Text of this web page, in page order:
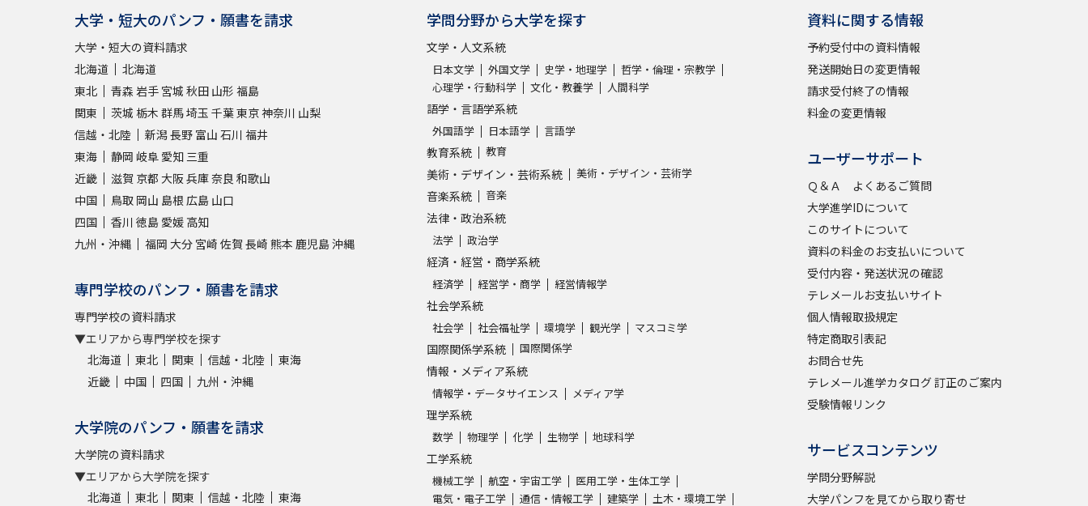
大学・短大のパンフ・願書を請求
大学・短大の資料請求
北海道
北海道
東北
青森 岩手 宮城 秋田 山形 福島
関東
茨城 栃木 群馬埼玉 千葉東京神奈川 山梨
信越・北陸
新潟長野 富山 石川 福井
東海
静岡 岐阜 愛知 三重
近畿
滋賀 京都 大阪兵庫奈良 和歌山
中国
鳥取 岡山 島根 広島 山口
四国
香川 徳島 愛媛 高知
九州・沖縄
福岡 大分 宮崎 佐賀 長崎 熊本 鹿児島沖縄
専門学校のパンフ・願書を請求
専門学校の資料請求
▼エリアから専門学校を探す
北海道
東北 関東 信越・北陸
東海
近畿
中国 四国 九州・沖縄
大学院のパンフ・願書を請求
大学院の資料請求
▼エリアから大学院を探す
北海道
東北 関東 信越・北陸 東海
学問分野から大学を探す
文学・人文系統
日本文学 外国文学 史学・地理学
哲学・倫理・宗教学
心理学・行動科学
文化・教養学 人間科学
語学・言語学系統
外国語学 日本語学 言語学
教育系統 教育
美術・デザイン・芸術系統 美術・デザイン・芸術学
音楽系統 音楽
法律・政治系統
法学 政治学
経済・経営・商学系統
経済学 経営学・商学 経営情報学
社会学系統
社会学 社会福祉学 環境学 観光学 マスコミ学
国際関係学系統 国際関係学
情報・メディア系統
情報学・データサイエンス メディア学
理学系統
数学 物理学 化学 生物学 地球科学
工学系統
機械工学 航空・宇宙工学
医用工学・生体工学
電気・電子工学
通信・情報工学 建築学 土木・環境工学
資料に関する情報
予約受付中の資料情報
発送開始日の変更情報
請求受付終了の情報
料金の変更情報
ユーザーサポート
Ｑ＆Ａ よくあるご質問
大学進学IDについて
このサイトについて
資料の料金のお支払いについて
受付内容・発送状況の確認
テレメールお支払いサイト
個人情報取扱規定
特定商取引表記
お問合せ先
テレメール進学カタログ 訂正のご案内
受験情報リンク
サービスコンテンツ
学問分野解説
大学パンフを見てから取り寄せ